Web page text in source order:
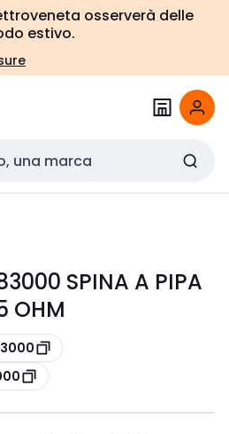
osserverà delle
estivo.
SPINA A PIPA
OHM